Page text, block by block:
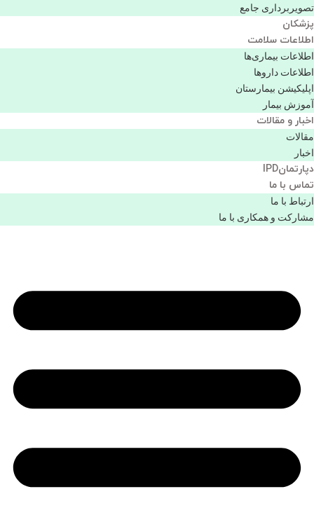
تصویربرداری جامع
پزشكان
اطلاعات سلامت
اطلاعات بیماری‌ها
اطلاعات دارو‌ها
اپليكيشن بيمارستان
آموزش بیمار
اخبار و مقالات
مقالات
اخبار
دپارتمانIPD
تماس با ما
ارتباط با ما
مشاركت و همكاری با ما